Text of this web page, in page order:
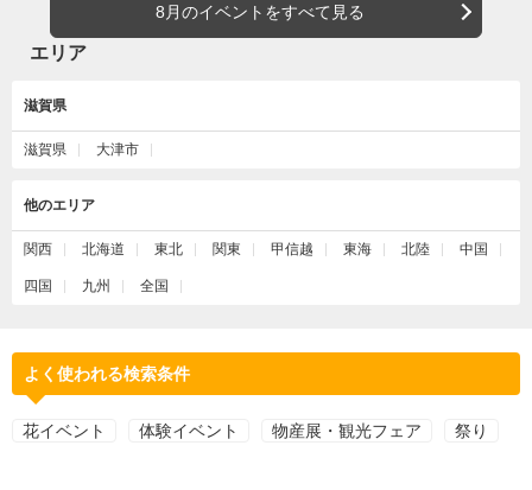
8月のイベントをすべて見る
エリア
滋賀県
滋賀県 大津市
他のエリア
関西 北海道 東北 関東 甲信越 東海 北陸 中国
四国 九州 全国
よく使われる検索条件
花イベント 体験イベント 物産展・観光フェア 祭り